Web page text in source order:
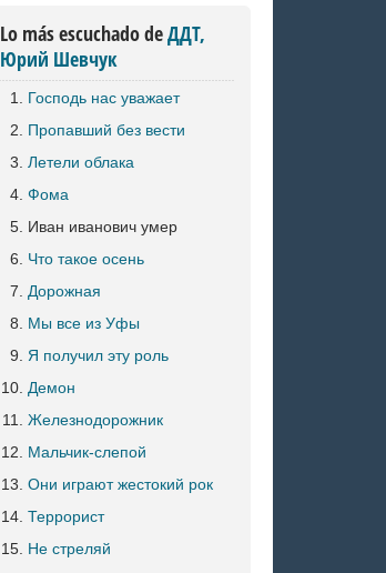
Lo más escuchado deДДТ,
Юрий Шевчук
Господь нас уважает
Пропавший без вести
Летели облака
Фома
Иван иванович умер
Что такое осень
Дорожная
Мы все из Уфы
Я получил эту роль
Демон
Железнодорожник
Мальчик-слепой
Они играют жестокий рок
Террорист
Не стреляй